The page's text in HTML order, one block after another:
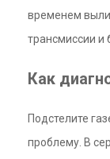
временем
трансмиссии и
Как
Подстелите
проблему. В